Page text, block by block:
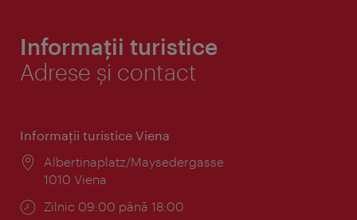
Informații turistice
Adrese și contact
Informaţii turistice Viena
Locul:
Albertinaplatz/Maysedergasse
1010 Viena
Program:
Zilnic 09:00 până 18:00